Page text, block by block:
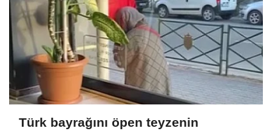
Türk bayrağını öpen teyzenin